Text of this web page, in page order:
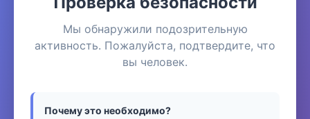
Мы обнаружили подозрительную
активность. Пожалуйста, подтвердите, что
вы человек.
Почему это необходимо?